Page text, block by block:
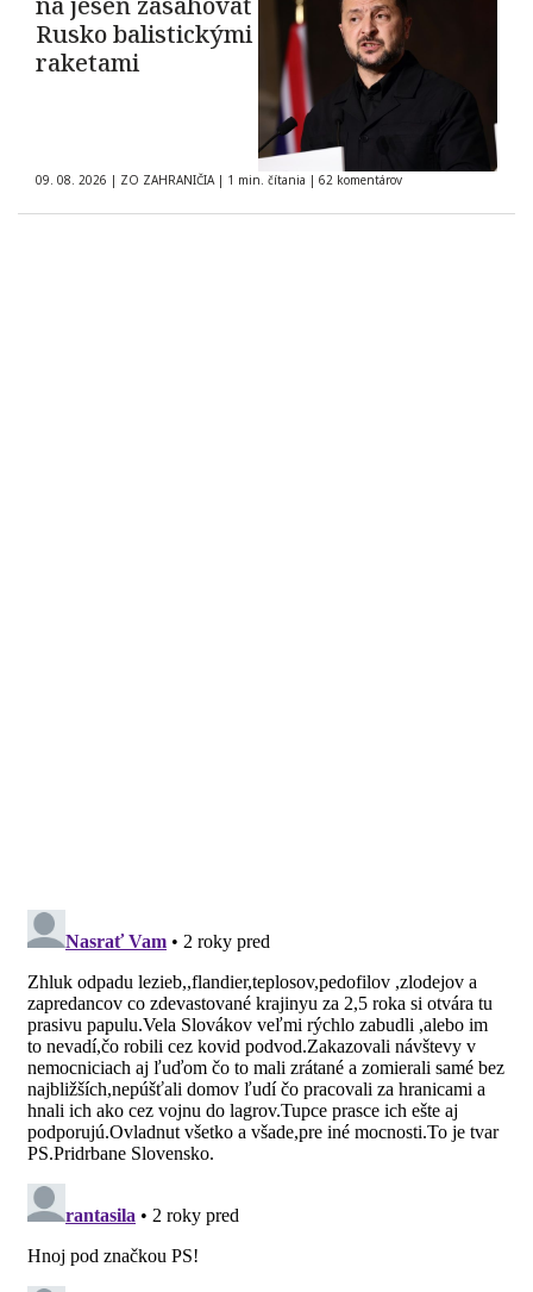
Rusko balistickými
raketami
09. 08. 2026 | ZO ZAHRANIČIA | 1 min. čítania | 62 komentárov